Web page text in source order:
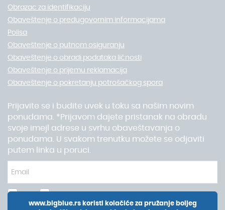
Obrazac za identifikaciju
Obaveštenje o predugovornim informacijama
Polisa
Obaveštenje o putnom osiguranju
Obaveštenje o obradi podataka ličnosti
Obaveštenje o prijemu reklamacija
Obaveštenje o pokretanju potrošačkog spora
Prijavite se i budite uvek u toku sa našim novim
ponudama. *Prijavom dajete pristanak na obradu
svoje imejl adrese u svrhu obaveštavanja o
ponudama. U svakom trenutku možete se odjaviti
putem linka u poruci.
www.bigblue.rs koristi kolačiće za pružanje boljeg